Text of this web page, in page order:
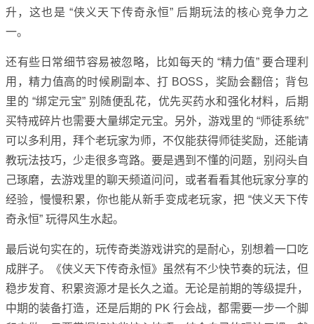
升，这也是 “侠义天下传奇永恒” 后期玩法的核心竞争力之
一。
还有些日常细节容易被忽略，比如每天的 “精力值” 要合理利
用，精力值高的时候刷副本、打 BOSS，奖励会翻倍；背包
里的 “绑定元宝” 别随便乱花，优先买药水和强化材料，后期
买特戒碎片也需要大量绑定元宝。另外，游戏里的 “师徒系统”
可以多利用，拜个老玩家为师，不仅能获得师徒奖励，还能请
教玩法技巧，少走很多弯路。要是遇到不懂的问题，别闷头自
己琢磨，去游戏里的聊天频道问问，或者看看其他玩家分享的
经验，慢慢积累，你也能从新手变成老玩家，把 “侠义天下传
奇永恒” 玩得风生水起。
最后说句实在的，玩传奇类游戏讲究的是耐心，别想着一口吃
成胖子。《侠义天下传奇永恒》虽然有不少快节奏的玩法，但
稳步发育、积累资源才是长久之道。无论是前期的等级提升，
中期的装备打造，还是后期的 PK 行会战，都需要一步一个脚